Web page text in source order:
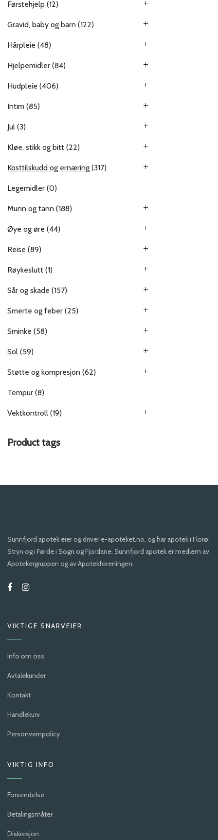
Førstehjelp (12)
Gravid, baby og barn (122)
Hårpleie (48)
Hjelpemidler (84)
Hudpleie (406)
Intim (85)
Jul (3)
Kløe, stikk og bitt (22)
Kosttilskudd og ernæring (317)
Legemidler (0)
Munn og tann (188)
Øye og øre (44)
Reise (89)
Røykeslutt (1)
Sår og skade (157)
Smerte og feber (25)
Sminke (58)
Sol (59)
Støtte og kompresjon (62)
Tempur (8)
Vektkontroll (19)
Product tags
Sunnfjord apotek eier og driver e-apoteket.no, og har apotek i Florø,
Stryn og i Førde i Sogn og Fjordane. Sunnfjord apotek er medlem av
Apotekergruppen og av Apotekforeningen.
VIKTIGE SNARVEIER
Info om oss
Avtalekunder
Kontakt
Handlekurv
Personvernpolicy
VIKTIG INFO
Forsendelse
Betalingsmåter
Diskresjon